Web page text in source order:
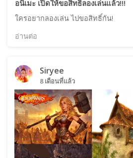
อนิเมะ เปิดให้ขอสิทธิ์ลองเล่นแล้ว!!!
ใครอยากลองเล่น ไปขอสิทธิ์กัน!
อ่านต่อ
Siryee
8 เดือนที่แล้ว